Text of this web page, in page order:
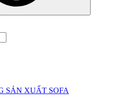
SẢN XUẤT SOFA